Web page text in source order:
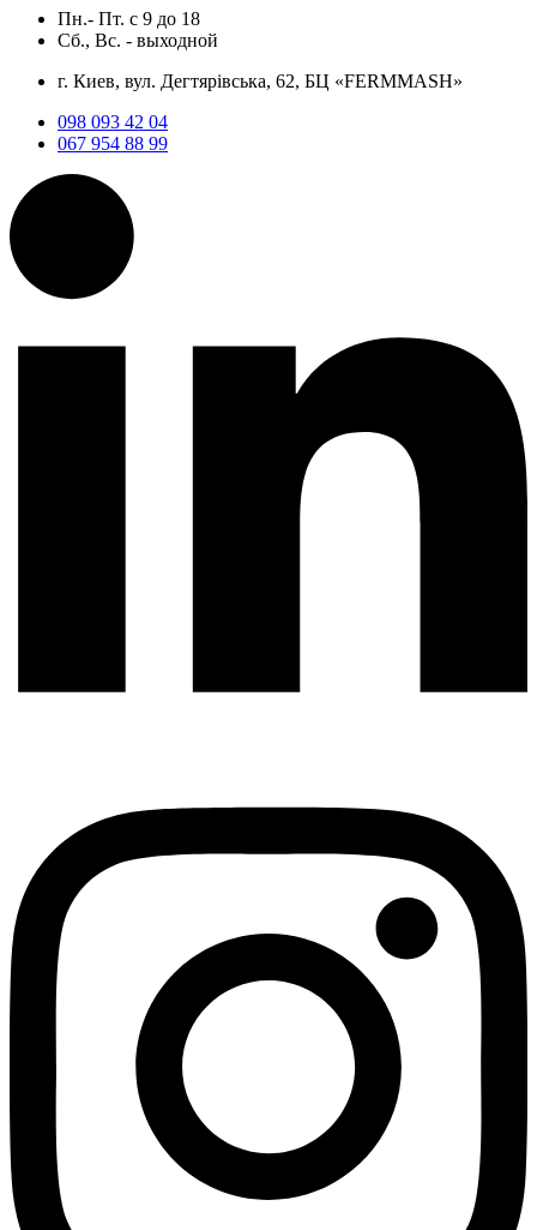
Пн.- Пт. с 9 до 18
Сб., Вс. - выходной
г. Киев, вул. Дегтярівська, 62, БЦ «FERMMASH»
098 093 42 04
067 954 88 99